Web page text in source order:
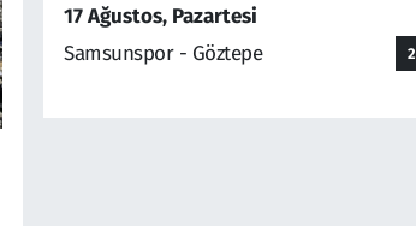
17 Ağustos, Pazartesi
Samsunspor - Göztepe